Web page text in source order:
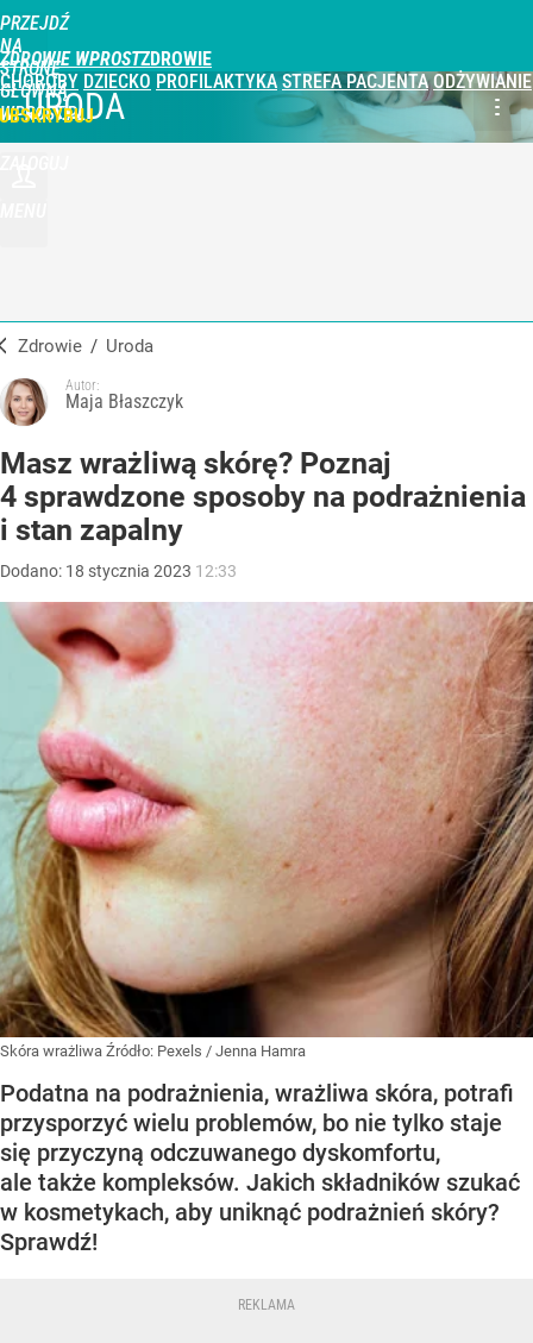
PRZEJDŹ
NA
STRONĘ
GŁÓWNĄ
WPROST.PL
ZDROWIE WPROST
CHOROBY DZIECKO PROFILAKTYKA STREFA PACJENTA ODŻYWIANIE
URODA
Zdrowie / Uroda
Autor:
Maja Błaszczyk
Masz wrażliwą skórę? Poznaj
4 sprawdzone sposoby na podrażnienia
i stan zapalny
Dodano: 18 stycznia 2023 12:33
Skóra wrażliwa Źródło: Pexels / Jenna Hamra
Podatna na podrażnienia, wrażliwa skóra, potrafi
przysporzyć wielu problemów, bo nie tylko staje
się przyczyną odczuwanego dyskomfortu,
ale także kompleksów. Jakich składników szukać
w kosmetykach, aby uniknąć podrażnień skóry?
Sprawdź!